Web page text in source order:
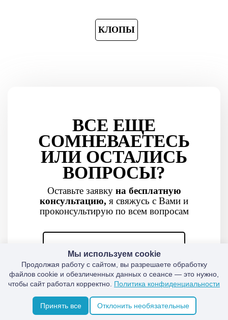
КЛОПЫ
ВСЕ ЕЩЕ
СОМНЕВАЕТЕСЬ
ИЛИ ОСТАЛИСЬ
ВОПРОСЫ?
Оставьте заявку на бесплатную
консультацию, я свяжусь с Вами и
проконсультирую по всем вопросам
Мы используем cookie
Продолжая работу с сайтом, вы разрешаете обработку
файлов cookie и обезличенных данных о сеансе — это нужно,
чтобы сайт работал корректно. Политика конфиденциальности
Принять все Отклонить необязательные